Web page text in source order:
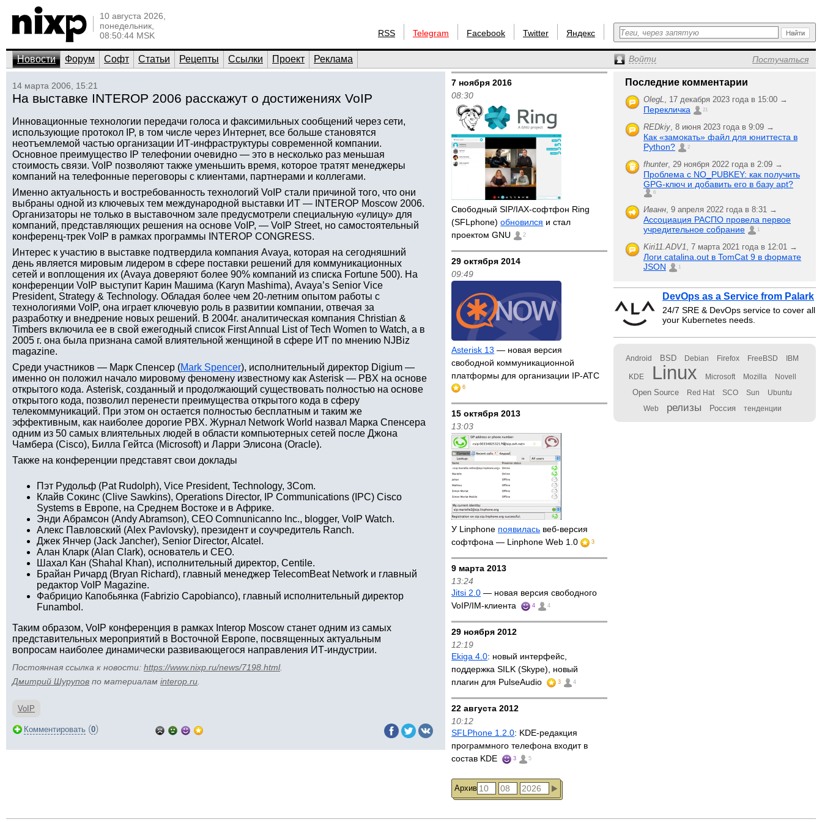
10 августа 2026,
понедельник,
08:50:44 MSK
RSS Telegram Facebook Twitter Яндекс
Новости Форум Софт Статьи Рецепты Ссылки Проект Реклама Войти Постучаться
14 марта 2006, 15:21
На выставке INTEROP 2006 расскажут о достижениях VoIP
Инновационные технологии передачи голоса и факсимильных сообщений через сети,
использующие протокол IP, в том числе через Интернет, все больше становятся
неотъемлемой частью организации ИТ-инфраструктуры современной компании.
Основное преимущество IP телефонии очевидно — это в несколько раз меньшая
стоимость связи. VoIP позволяют также уменьшить время, которое тратят менеджеры
компаний на телефонные переговоры с клиентами, партнерами и коллегами.
Именно актуальность и востребованность технологий VoIP стали причиной того, что они
выбраны одной из ключевых тем международной выставки ИТ — INTEROP Moscow 2006.
Организаторы не только в выставочном зале предусмотрели специальную «улицу» для
компаний, представляющих решения на основе VoIP, — VoIP Street, но самостоятельный
конференц-трек VoIP в рамках программы INTEROP CONGRESS.
Интерес к участию в выставке подтвердила компания Avaya, которая на сегодняшний
день является мировым лидером в сфере поставки решений для коммуникационных
сетей и воплощения их (Avaya доверяют более 90% компаний из списка Fortune 500). На
конференции VoIP выступит Карин Машима (Karyn Mashima), Avaya’s Senior Vice
President, Strategy & Technology. Обладая более чем 20-летним опытом работы с
технологиями VoIP, она играет ключевую роль в развитии компании, отвечая за
разработку и внедрение новых решений. В 2004г. аналитическая компания Christian &
Timbers включила ее в свой ежегодный список First Annual List of Tech Women to Watch, а в
2005 г. она была признана самой влиятельной женщиной в сфере ИТ по мнению NJBiz
magazine.
Среди участников — Марк Спенсер (Mark Spencer), исполнительный директор Digium —
именно он положил начало мировому феномену известному как Asterisk — PBX на основе
открытого кода. Asterisk, созданный и продолжающий существовать полностью на основе
открытого кода, позволил перенести преимущества открытого кода в сферу
телекоммуникаций. При этом он остается полностью бесплатным и таким же
эффективным, как наиболее дорогие PBX. Журнал Network World назвал Марка Спенсера
одним из 50 самых влиятельных людей в области компьютерных сетей после Джона
Чамбера (Cisco), Билла Гейтса (Microsoft) и Ларри Элисона (Oracle).
Также на конференции представят свои доклады
Пэт Рудольф (Pat Rudolph), Vice President, Technology, 3Com.
Клайв Сокинс (Clive Sawkins), Operations Director, IP Communications (IPC) Cisco
Systems в Европе, на Среднем Востоке и в Африке.
Энди Абрамсон (Andy Abramson), CEO Comnunicanno Inc., blogger, VoIP Watch.
Алекс Павловский (Alex Pavlovsky), президент и соучредитель Ranch.
Джек Янчер (Jack Jancher), Senior Director, Alcatel.
Алан Кларк (Alan Clark), основатель и CEO.
Шахал Кан (Shahal Khan), исполнительный директор, Centile.
Брайан Ричард (Bryan Richard), главный менеджер TelecomBeat Network и главный
редактор VoIP Magazine.
Фабрицио Капобьянка (Fabrizio Capobianco), главный исполнительный директор
Funambol.
Таким образом, VoIP конференция в рамках Interop Moscow станет одним из самых
представительных мероприятий в Восточной Европе, посвященных актуальным
вопросам наиболее динамически развивающегося направления ИТ-индустрии.
Постоянная ссылка к новости: https://www.nixp.ru/news/7198.html.
Дмитрий Шурупов по материалам interop.ru
VoIP
Комментировать (0)
7 ноября 2016
08:30
Свободный SIP/IAX-софтфон Ring
(SFLphone)обновился и стал
проектом GNU
2
29 октября 2014
09:49
Asterisk 13 — новая версия
свободной коммуникационной
платформы для организации IP-АТС
6
15 октября 2013
13:03
У Linphone появилась веб-версия
софтфона — Linphone Web 1.0
3
9 марта 2013
13:24
Jitsi 2.0 — новая версия свободного
VoIP/IM-клиента
4 4
29 ноября 2012
12:19
Ekiga 4.0: новый интерфейс,
поддержка SILK (Skype), новый
плагин для PulseAudio
3 4
22 августа 2012
10:12
SFLPhone 1.2.0: KDE-редакция
программного телефона входит в
состав KDE
3 5
Архив
Последние комментарии
OlegL, 17 декабря 2023 года в 15:00 →
Перекличка 21
REDkiy, 8 июня 2023 года в 9:09 →
Как «замокать» файл для юниттеста в
Python?
2
fhunter, 29 ноября 2022 года в 2:09 →
Проблема с NO_PUBKEY: как получить
GPG-ключ и добавить его в базу apt?
6
Иванн, 9 апреля 2022 года в 8:31 →
Ассоциация РАСПО провела первое
учредительное собрание
1
Kiri11.ADV1, 7 марта 2021 года в 12:01 →
Логи catalina.out в TomCat 9 в формате
JSON
1
DevOps as a Service from Palark
24/7 SRE & DevOps service to cover all
your Kubernetes needs.
Android BSD Debian Firefox FreeBSD IBM
KDE Linux Microsoft Mozilla Novell
Open Source Red Hat SCO Sun Ubuntu
Web релизы Россия тенденции